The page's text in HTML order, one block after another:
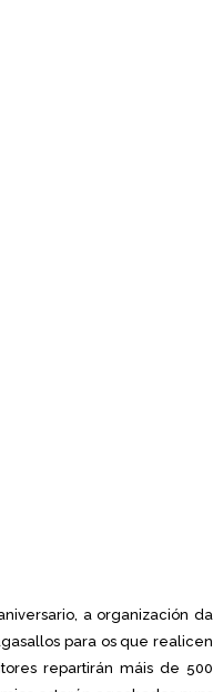
a organización da
para os que realicen
repartirán máis de 500